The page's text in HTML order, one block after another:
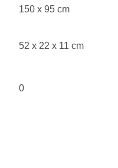
150 x 95 cm
52 x 22 x 11 cm
0